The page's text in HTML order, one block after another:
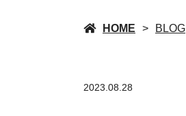
HOME BLOG
2023.08.28